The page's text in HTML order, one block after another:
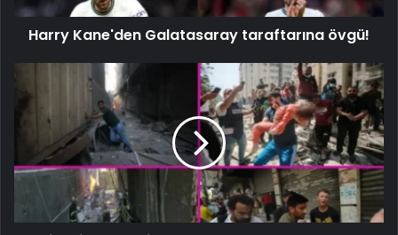
Harry Kane'den Galatasaray taraftarına övgü!